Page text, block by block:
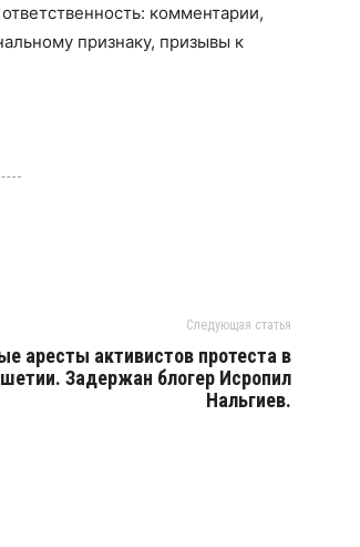
комментарии,
признаку, призывы к
Следующая статья
аресты активистов протеста в
Задержан блогер Исропил
Нальгиев.